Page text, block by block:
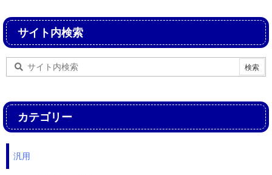
サイト内検索
カテゴリー
汎用